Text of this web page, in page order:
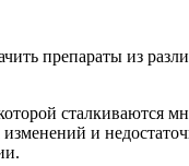
препараты из
и